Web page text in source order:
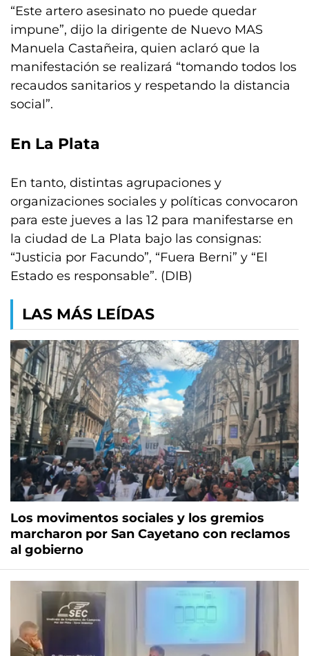
“Este artero asesinato no puede quedar
impune”, dijo la dirigente de Nuevo MAS
Manuela Castañeira, quien aclaró que la
manifestación se realizará “tomando todos los
recaudos sanitarios y respetando la distancia
social”.
En La Plata
En tanto, distintas agrupaciones y
organizaciones sociales y políticas convocaron
para este jueves a las 12 para manifestarse en
la ciudad de La Plata bajo las consignas:
“Justicia por Facundo”, “Fuera Berni” y “El
Estado es responsable”. (DIB)
LAS MÁS LEÍDAS
Los movimentos sociales y los gremios
marcharon por San Cayetano con reclamos
al gobierno